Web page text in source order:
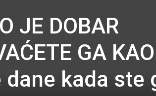
JE DOBAR
GA KAO
kada ste